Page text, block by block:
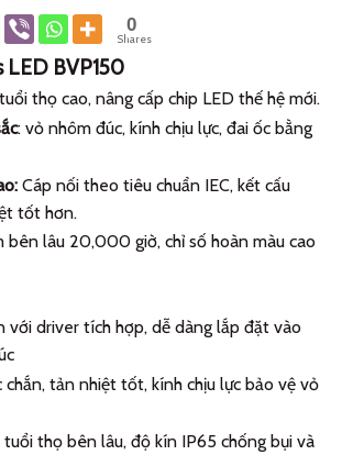
0
Shares
LED BVP150
thọ cao, nâng cấp chip LED thế hệ mới.
: vỏ nhôm đúc, kính chịu lực, đai ốc bằng
Cáp nối theo tiêu chuẩn IEC, kết cấu
tốt hơn.
bên lâu 20,000 giờ, chỉ số hoàn màu cao
với driver tích hợp, dễ dàng lắp đặt vào
chắn, tản nhiệt tốt, kính chịu lực bảo vệ vỏ
tuổi thọ bên lâu, độ kín IP65 chống bụi và